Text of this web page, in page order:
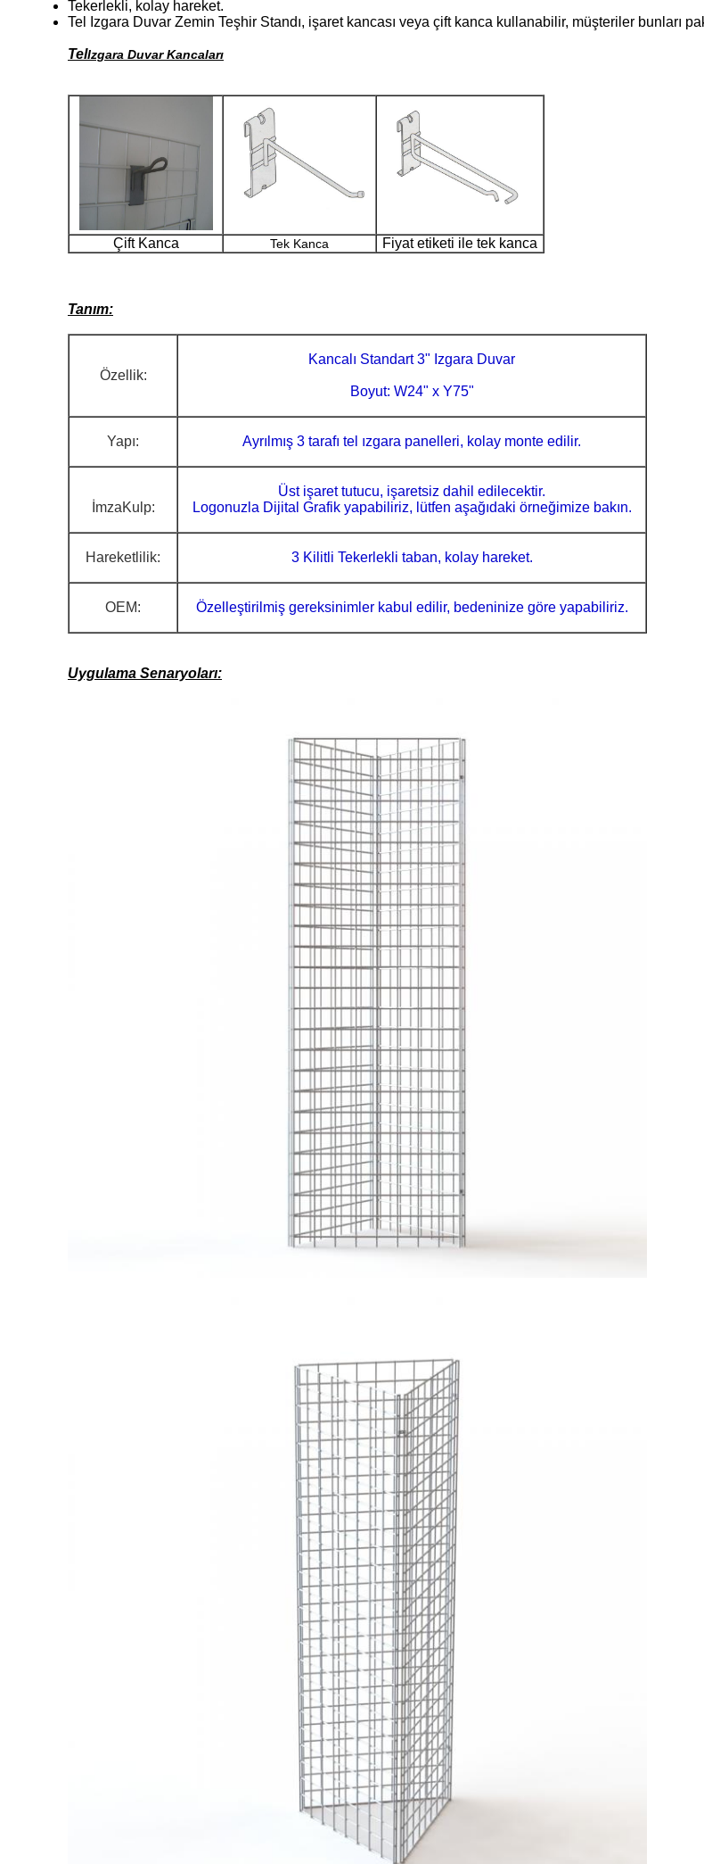
Tekerlekli, kolay hareket.
Tel Izgara Duvar Zemin Teşhir Standı, işaret kancası veya çift kanca kullanabilir, müşteriler bunları
TelIzgara Duvar Kancaları
Çift Kanca Tek Kanca Fiyat etiketi ile tek kanca
Tanım:
Özellik:
Kancalı Standart 3" Izgara Duvar
Boyut: W24" x Y75"
Yapı: Ayrılmış 3 tarafı tel ızgara panelleri, kolay monte edilir.
İmzaKulp:
Üst işaret tutucu, işaretsiz dahil edilecektir.
Logonuzla Dijital Grafik yapabiliriz, lütfen aşağıdaki örneğimize bakın.
Hareketlilik: 3 Kilitli Tekerlekli taban, kolay hareket.
OEM: Özelleştirilmiş gereksinimler kabul edilir, bedeninize göre yapabiliriz.
Uygulama Senaryoları: